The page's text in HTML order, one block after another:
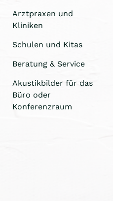
Arztpraxen und
Kliniken
Schulen und Kitas
Beratung & Service
Akustikbilder für das
Büro oder
Konferenzraum